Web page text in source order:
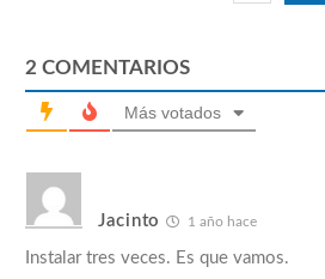
2 COMENTARIOS
Más votados
Jacinto 1 año hace
Instalar tres veces. Es que vamos.